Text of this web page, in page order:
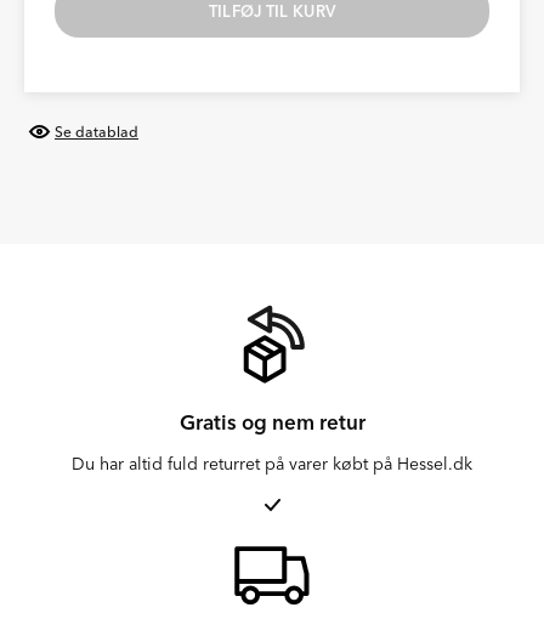
TILFØJ TIL KURV
Se datablad
Gratis og nem retur
Du har altid fuld returret på varer købt på Hessel.dk